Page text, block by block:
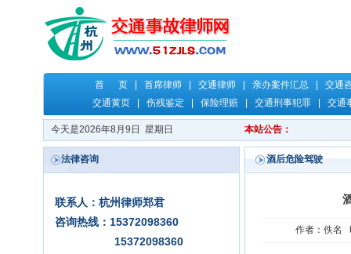
首 页 首席律师 交通律师 亲办案件汇总
交通
交通黄页
伤残鉴定 保险理赔 交通刑事犯罪 交通
今天是2026年8月9日 星期日 本站公告：
法律咨询
联系人：杭州律师郑君
咨询热线：15372098360
15372098360
酒后危险驾驶
作者：佚名